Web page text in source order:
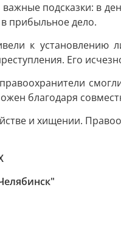
подсказки: в
прибыльное дело.
к установлению
Его
благодаря
и хищении.